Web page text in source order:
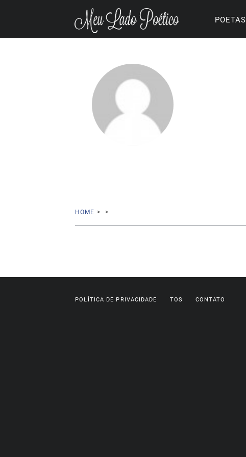
POETAS
HOME > >
POLÍTICA DE PRIVACIDADE TOS CONTATO